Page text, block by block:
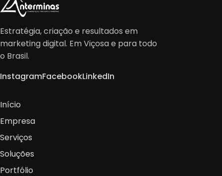
Estratégia, criação e resultados em
marketing digital. Em Viçosa e para todo
o Brasil.
InstagramFacebookLinkedIn
Início
Empresa
Serviços
Soluções
Portfólio